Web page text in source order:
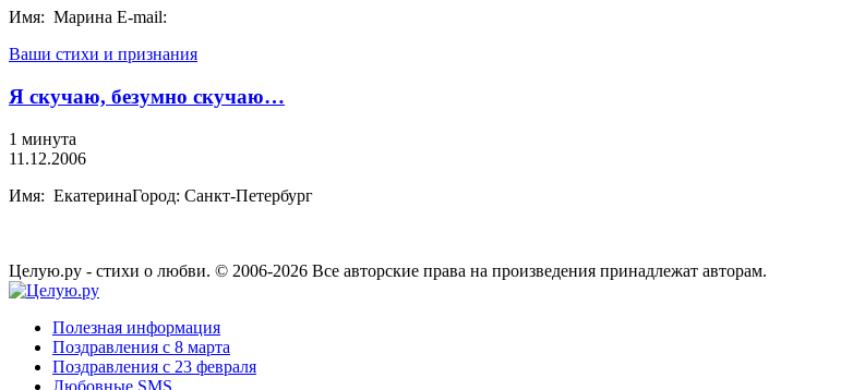
Имя: Марина E-mail:
Ваши стихи и признания
Я скучаю, безумно скучаю…
1 минута
11.12.2006
Имя: ЕкатеринаГород: Санкт-Петербург
Целую.ру - стихи о любви. © 2006-2026 Все авторские права на произведения принадлежат авторам.
Полезная информация
Поздравления с 8 марта
Поздравления с 23 февраля
Любовные SMS